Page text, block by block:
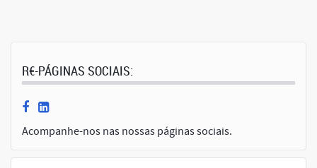
R€-PÁGINAS SOCIAIS:
Acompanhe-nos nas nossas páginas sociais.